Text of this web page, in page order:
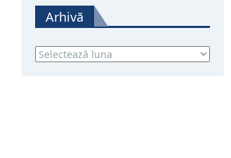
Arhivă
Arhivă